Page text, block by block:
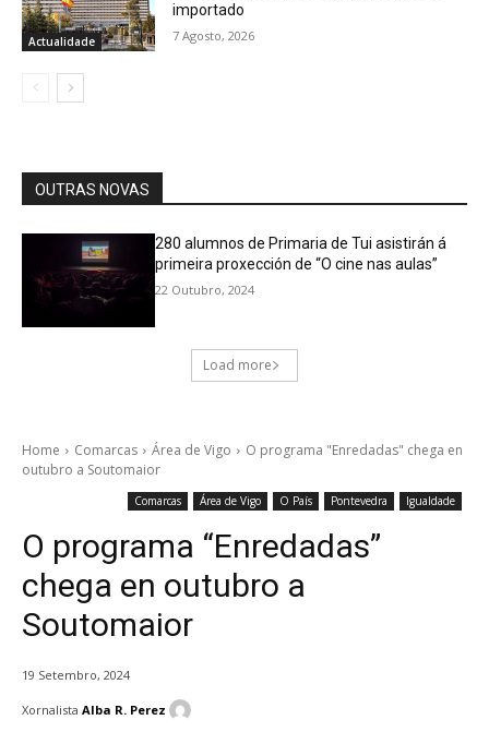
Actualidade
importado
7 Agosto, 2026
OUTRAS NOVAS
280 alumnos de Primaria de Tui asistirán á
primeira proxección de “O cine nas aulas”
22 Outubro, 2024
Load more